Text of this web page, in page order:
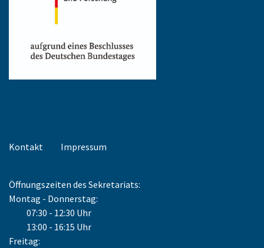
Kontakt Impressum
Öffnungszeiten des Sekretariats:
Montag - Donnerstag:
07:30 - 12:30 Uhr
13:00 - 16:15 Uhr
Freitag: